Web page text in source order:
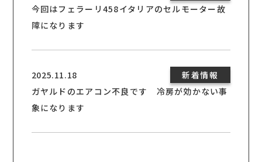
今回はフェラーリ458イタリアのセルモーター故
障になります
2025.11.18
新着情報
ガヤルドのエアコン不良です 冷房が効かない事
象になります